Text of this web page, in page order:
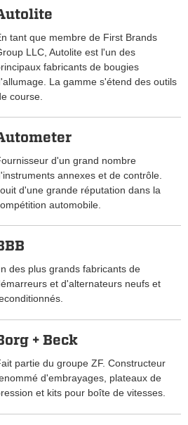
tant que membre de First Brands
LLC, Autolite est l'un des
fabricants de bougies
La gamme s'étend des outils
course.
d'un grand nombre
annexes et de contrôle.
d'une grande réputation dans la
automobile.
des plus grands fabricants de
et d'alternateurs neufs et
+ Beck
partie du groupe ZF. Constructeur
d'embrayages, plateaux de
et kits pour boîte de vitesses.